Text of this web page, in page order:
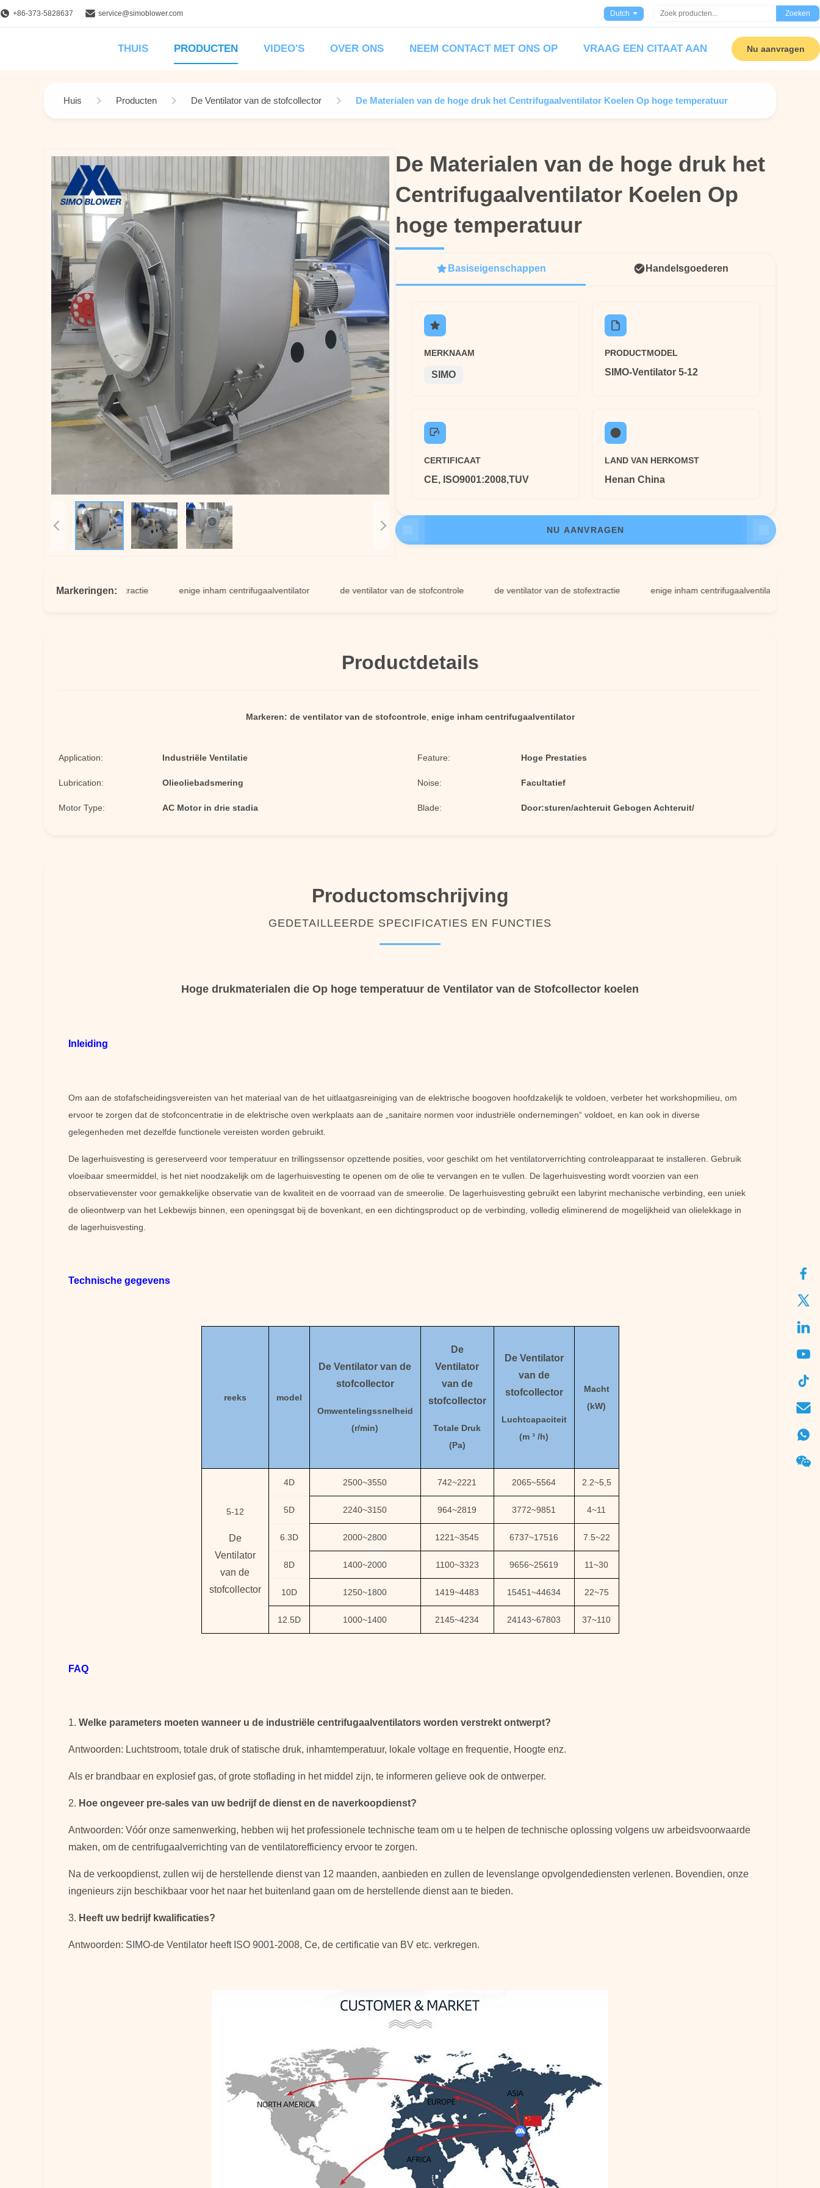
+86-373-5828637 service@simoblower.com Dutch Zoeken
THUIS PRODUCTEN VIDEO'S OVER ONS NEEM CONTACT MET ONS OP VRAAG EEN CITAAT AAN Nu aanvragen
Huis Producten De Ventilator van de stofcollector De Materialen van de hoge druk het Centrifugaalventilator Koelen Op hoge temperatuur
De Materialen van de hoge druk het
Centrifugaalventilator Koelen Op
hoge temperatuur
De Materialen van de hoge druk het
Centrifugaalventilator Koelen Op
hoge temperatuur
Basiseigenschappen Handelsgoederen
MERKNAAM
SIMO
PRODUCTMODEL
SIMO-Ventilator 5-12
CERTIFICAAT
CE, ISO9001:2008,TUV
LAND VAN HERKOMST
Henan China
NU AANVRAGEN
Markeringen:
ventilator van de stofextractie enige inham centrifugaalventilator de ventilator van de stofcontrole de ventilator van de stofextractie enige inham centrifugaalventilator
Productdetails
Markeren: de ventilator van de stofcontrole, enige inham centrifugaalventilator
Application: Industriële Ventilatie Feature: Hoge Prestaties
Lubrication: Olieoliebadsmering Noise: Facultatief
Motor Type: AC Motor in drie stadia Blade: Door:sturen/achteruit Gebogen Achteruit/
Productomschrijving
GEDETAILLEERDE SPECIFICATIES EN FUNCTIES
Hoge drukmaterialen die Op hoge temperatuur de Ventilator van de Stofcollector koelen
Inleiding
Om aan de stofafscheidingsvereisten van het materiaal van de het uitlaatgasreiniging van de elektrische boogoven hoofdzakelijk te voldoen, verbeter het workshopmilieu, om
ervoor te zorgen dat de stofconcentratie in de elektrische oven werkplaats aan de „sanitaire normen voor industriële ondernemingen“ voldoet, en kan ook in diverse
gelegenheden met dezelfde functionele vereisten worden gebruikt.
De lagerhuisvesting is gereserveerd voor temperatuur en trillingssensor opzettende posities, voor geschikt om het ventilatorverrichting controleapparaat te installeren. Gebruik
vloeibaar smeermiddel, is het niet noodzakelijk om de lagerhuisvesting te openen om de olie te vervangen en te vullen. De lagerhuisvesting wordt voorzien van een
observatievenster voor gemakkelijke observatie van de kwaliteit en de voorraad van de smeerolie. De lagerhuisvesting gebruikt een labyrint mechanische verbinding, een uniek
de olieontwerp van het Lekbewijs binnen, een openingsgat bij de bovenkant, en een dichtingsproduct op de verbinding, volledig eliminerend de mogelijkheid van olielekkage in
de lagerhuisvesting.
Technische gegevens
reeks model
De Ventilator van de
stofcollector
Omwentelingssnelheid
(r/min)
De
Ventilator
van de
stofcollector
Totale Druk
(Pa)
De Ventilator
van de
stofcollector
Luchtcapaciteit
(m ³ /h)
Macht
(kW)
5-12
De
Ventilator
van de
stofcollector
4D 2500~3550 742~2221 2065~5564 2.2~5,5
5D 2240~3150 964~2819 3772~9851 4~11
6.3D 2000~2800 1221~3545 6737~17516 7.5~22
8D 1400~2000 1100~3323 9656~25619 11~30
10D 1250~1800 1419~4483 15451~44634 22~75
12.5D 1000~1400 2145~4234 24143~67803 37~110
FAQ
1. Welke parameters moeten wanneer u de industriële centrifugaalventilators worden verstrekt ontwerpt?
Antwoorden: Luchtstroom, totale druk of statische druk, inhamtemperatuur, lokale voltage en frequentie, Hoogte enz.
Als er brandbaar en explosief gas, of grote stoflading in het middel zijn, te informeren gelieve ook de ontwerper.
2. Hoe ongeveer pre-sales van uw bedrijf de dienst en de naverkoopdienst?
Antwoorden: Vóór onze samenwerking, hebben wij het professionele technische team om u te helpen de technische oplossing volgens uw arbeidsvoorwaarde
maken, om de centrifugaalverrichting van de ventilatorefficiency ervoor te zorgen.
Na de verkoopdienst, zullen wij de herstellende dienst van 12 maanden, aanbieden en zullen de levenslange opvolgendediensten verlenen. Bovendien, onze
ingenieurs zijn beschikbaar voor het naar het buitenland gaan om de herstellende dienst aan te bieden.
3. Heeft uw bedrijf kwalificaties?
Antwoorden: SIMO-de Ventilator heeft ISO 9001-2008, Ce, de certificatie van BV etc. verkregen.